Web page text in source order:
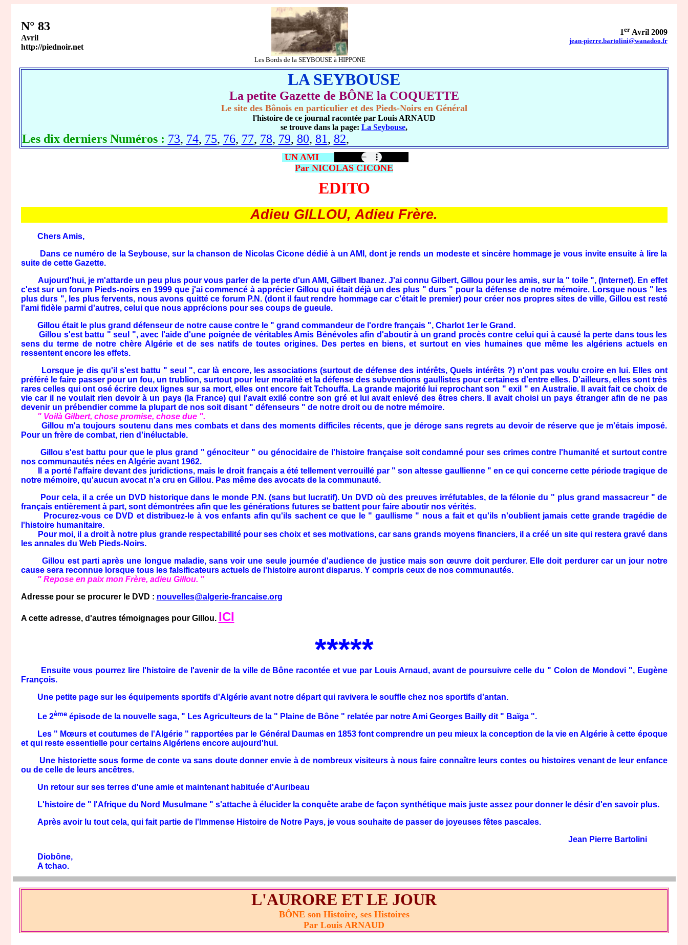
N° 83
Avril
http://piednoir.net
Les Bords de la SEYBOUSE à HIPPONE
1erAvril 2009
jean-pierre.bartolini@wanadoo.fr
LA SEYBOUSE
La petite Gazette de BÔNE la COQUETTE
Le site des Bônois en particulier et des Pieds-Noirs en Général
l'histoire de ce journal racontée par Louis ARNAUD
se trouve dans la page: La Seybouse,
Les dix derniers Numéros : 73, 74, 75, 76, 77, 78, 79, 80, 81, 82,
UN AMI
Par NICOLAS CICONE
EDITO
Adieu GILLOU, Adieu Frère.
Chers Amis,
Dans ce numéro de la Seybouse, sur la chanson de Nicolas Cicone dédié à un AMI, dont je rends un modeste et sincère hommage je vous invite ensuite à lire la
suite de cette Gazette.
Aujourd'hui, je m'attarde un peu plus pour vous parler de la perte d'un AMI, Gilbert Ibanez. J'ai connu Gilbert, Gillou pour les amis, sur la " toile ", (Internet). En effet
c'est sur un forum Pieds-noirs en 1999 que j'ai commencé à apprécier Gillou qui était déjà un des plus " durs " pour la défense de notre mémoire. Lorsque nous " les
plus durs ", les plus fervents, nous avons quitté ce forum P.N. (dont il faut rendre hommage car c'était le premier) pour créer nos propres sites de ville, Gillou est resté
l'ami fidèle parmi d'autres, celui que nous apprécions pour ses coups de gueule.
Gillou était le plus grand défenseur de notre cause contre le " grand commandeur de l'ordre français ", Charlot 1er le Grand.
Gillou s'est battu " seul ", avec l'aide d'une poignée de véritables Amis Bénévoles afin d'aboutir à un grand procès contre celui qui à causé la perte dans tous les
sens du terme de notre chère Algérie et de ses natifs de toutes origines. Des pertes en biens, et surtout en vies humaines que même les algériens actuels en
ressentent encore les effets.
Lorsque je dis qu'il s'est battu " seul ", car là encore, les associations (surtout de défense des intérêts, Quels intérêts ?) n'ont pas voulu croire en lui. Elles ont
préféré le faire passer pour un fou, un trublion, surtout pour leur moralité et la défense des subventions gaullistes pour certaines d'entre elles. D'ailleurs, elles sont très
rares celles qui ont osé écrire deux lignes sur sa mort, elles ont encore fait Tchouffa. La grande majorité lui reprochant son " exil " en Australie. Il avait fait ce choix de
vie car il ne voulait rien devoir à un pays (la France) qui l'avait exilé contre son gré et lui avait enlevé des êtres chers. Il avait choisi un pays étranger afin de ne pas
devenir un prébendier comme la plupart de nos soit disant " défenseurs " de notre droit ou de notre mémoire.
" Voilà Gilbert, chose promise, chose due ".
Gillou m'a toujours soutenu dans mes combats et dans des moments difficiles récents, que je déroge sans regrets au devoir de réserve que je m'étais imposé.
Pour un frère de combat, rien d'inéluctable.
Gillou s'est battu pour que le plus grand " génociteur " ou génocidaire de l'histoire française soit condamné pour ses crimes contre l'humanité et surtout contre
nos communautés nées en Algérie avant 1962.
Il a porté l'affaire devant des juridictions, mais le droit français a été tellement verrouillé par " son altesse gaullienne " en ce qui concerne cette période tragique de
notre mémoire, qu'aucun avocat n'a cru en Gillou. Pas même des avocats de la communauté.
Pour cela, il a crée un DVD historique dans le monde P.N. (sans but lucratif). Un DVD où des preuves irréfutables, de la félonie du " plus grand massacreur " de
français entièrement à part, sont démontrées afin que les générations futures se battent pour faire aboutir nos vérités.
Procurez-vous ce DVD et distribuez-le à vos enfants afin qu'ils sachent ce que le " gaullisme " nous a fait et qu'ils n'oublient jamais cette grande tragédie de
l'histoire humanitaire.
Pour moi, il a droit à notre plus grande respectabilité pour ses choix et ses motivations, car sans grands moyens financiers, il a créé un site qui restera gravé dans
les annales du Web Pieds-Noirs.
Gillou est parti après une longue maladie, sans voir une seule journée d'audience de justice mais son œuvre doit perdurer. Elle doit perdurer car un jour notre
cause sera reconnue lorsque tous les falsificateurs actuels de l'histoire auront disparus. Y compris ceux de nos communautés.
" Repose en paix mon Frère, adieu Gillou. "
Adresse pour se procurer le DVD : nouvelles@algerie-francaise.org
A cette adresse, d'autres témoignages pour Gillou. ICI
*****
Ensuite vous pourrez lire l'histoire de l'avenir de la ville de Bône racontée et vue par Louis Arnaud, avant de poursuivre celle du " Colon de Mondovi ", Eugène
François.
Une petite page sur les équipements sportifs d'Algérie avant notre départ qui ravivera le souffle chez nos sportifs d'antan.
Le 2èmeépisode de la nouvelle saga, " Les Agriculteurs de la " Plaine de Bône " relatée par notre Ami Georges Bailly dit " Baïga ".
Les " Mœurs et coutumes de l'Algérie " rapportées par le Général Daumas en 1853 font comprendre un peu mieux la conception de la vie en Algérie à cette époque
et qui reste essentielle pour certains Algériens encore aujourd'hui.
Une historiette sous forme de conte va sans doute donner envie à de nombreux visiteurs à nous faire connaître leurs contes ou histoires venant de leur enfance
ou de celle de leurs ancêtres.
Un retour sur ses terres d'une amie et maintenant habituée d'Auribeau
L'histoire de " l'Afrique du Nord Musulmane " s'attache à élucider la conquête arabe de façon synthétique mais juste assez pour donner le désir d'en savoir plus.
Après avoir lu tout cela, qui fait partie de l'Immense Histoire de Notre Pays, je vous souhaite de passer de joyeuses fêtes pascales.
Jean Pierre Bartolini
Diobône,
A tchao.
L'AURORE ET LE JOUR
BÔNE son Histoire, ses Histoires
Par Louis ARNAUD